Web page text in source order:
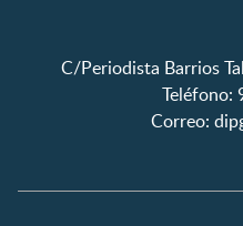
C/Periodista Barrios
Teléfono:
Correo: